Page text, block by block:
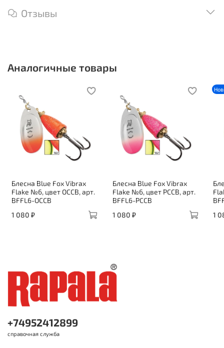
Отзывы
Аналогичные товары
Блесна Blue Fox Vibrax
Flake №6, цвет OCCB, арт.
BFFL6-OCCB
1 080 ₽
Блесна Blue Fox Vibrax
Flake №6, цвет PCCB, арт.
BFFL6-PCCB
1 080 ₽
1
+74952412899
справочная служба